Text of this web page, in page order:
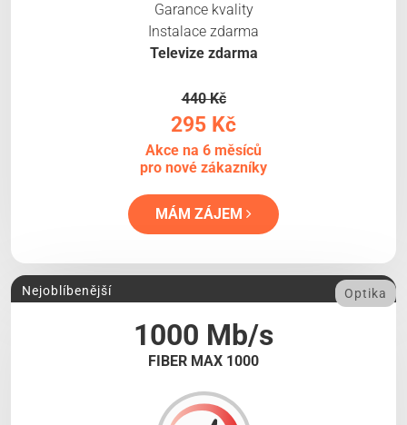
Garance kvality
Instalace zdarma
Televize zdarma
440 Kč
295 Kč
Akce na 6 měsíců
pro nové zákazníky
MÁM ZÁJEM
1000 Mb/s
FIBER MAX 1000
Nejoblíbenější Optika